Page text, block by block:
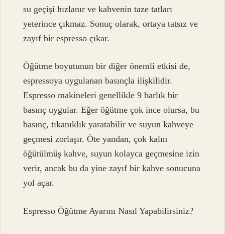
su geçişi hızlanır ve kahvenin taze tatları
yeterince çıkmaz. Sonuç olarak, ortaya tatsız ve
zayıf bir espresso çıkar.
Öğütme boyutunun bir diğer önemli etkisi de,
espressoya uygulanan basınçla ilişkilidir.
Espresso makineleri genellikle 9 barlık bir
basınç uygular. Eğer öğütme çok ince olursa, bu
basınç, tıkanıklık yaratabilir ve suyun kahveye
geçmesi zorlaşır. Öte yandan, çok kalın
öğütülmüş kahve, suyun kolayca geçmesine izin
verir, ancak bu da yine zayıf bir kahve sonucuna
yol açar.
Espresso Öğütme Ayarını Nasıl Yapabilirsiniz?